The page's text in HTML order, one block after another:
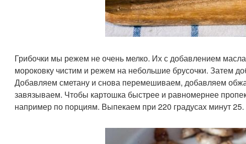
Грибочки мы режем не очень мелко. Их с добавлением
мороковку чистим и режем на небольшие брусочки. Затем
Добавляем сметану и снова перемешиваем, добавляем
завязываем. Чтобы картошка быстрее и равномернее
например по порциям. Выпекаем при 220 градусах минут 25.